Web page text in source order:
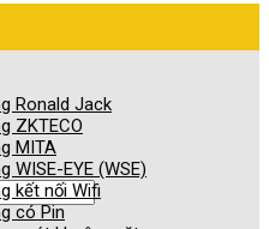
Ronald Jack
ZKTECO
MITA
WISE-EYE (WSE)
kết nối Wifi
có Pin